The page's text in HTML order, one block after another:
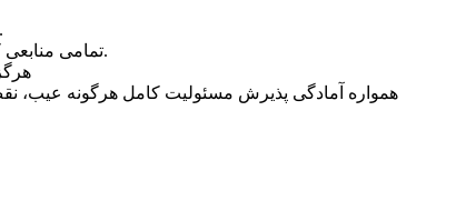
همواره از قوانین و مقررات مربوط به مالیات و امنیت اجتماعی یا سایر مشارکت های اجباری که محل کار دارای اعتبار است ، پیروی کنند.
تمامی منابعی که برای انجام وظایف توافقی یا قراردادی مطابق با استاندارد های لازم ، مورد نیاز هستند را در دسترس قرار داده و از آن ها استفاده نمایند.
همواره آمادگی پذیرش مسئولیت کامل هرگونه عیب، نقص